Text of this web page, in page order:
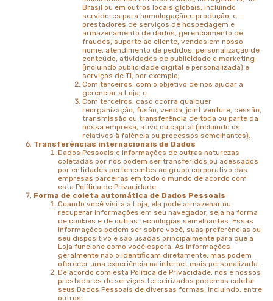
Brasil ou em outros locais globais, incluindo
servidores para homologação e produção, e
prestadores de serviços de hospedagem e
armazenamento de dados, gerenciamento de
fraudes, suporte ao cliente, vendas em nosso
nome, atendimento de pedidos, personalização de
conteúdo, atividades de publicidade e marketing
(incluindo publicidade digital e personalizada) e
serviços de TI, por exemplo;
Com terceiros, com o objetivo de nos ajudar a
gerenciar a Loja; e
Com terceiros, caso ocorra qualquer
reorganização, fusão, venda, joint venture, cessão,
transmissão ou transferência de toda ou parte da
nossa empresa, ativo ou capital (incluindo os
relativos à falência ou processos semelhantes).
Transferências internacionais de Dados
Dados Pessoais e informações de outras naturezas
coletadas por nós podem ser transferidos ou acessados
por entidades pertencentes ao grupo corporativo das
empresas parceiras em todo o mundo de acordo com
esta Política de Privacidade.
Forma de coleta automática de Dados Pessoais
Quando você visita a Loja, ela pode armazenar ou
recuperar informações em seu navegador, seja na forma
de cookies e de outras tecnologias semelhantes. Essas
informações podem ser sobre você, suas preferências ou
seu dispositivo e são usadas principalmente para que a
Loja funcione como você espera. As informações
geralmente não o identificam diretamente, mas podem
oferecer uma experiência na internet mais personalizada.
De acordo com esta Política de Privacidade, nós e nossos
prestadores de serviços terceirizados podemos coletar
seus Dados Pessoais de diversas formas, incluindo, entre
outros: